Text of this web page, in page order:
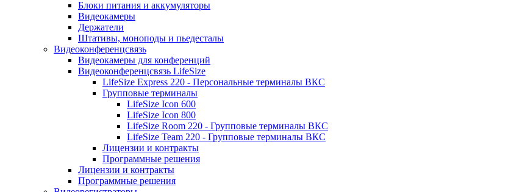
Блоки питания и аккумуляторы
Видеокамеры
Держатели
Штативы, моноподы и пьедесталы
Видеоконференцсвязь
Видеокамеры для конференций
Видеоконференцсвязь LifeSize
LifeSize Express 220 - Персональные терминалы ВКС
Групповые терминалы
LifeSize Icon 600
LifeSize Icon 800
LifeSize Room 220 - Групповые терминалы ВКС
LifeSize Team 220 - Групповые терминалы ВКС
Лицензии и контракты
Программные решения
Лицензии и контракты
Программные решения